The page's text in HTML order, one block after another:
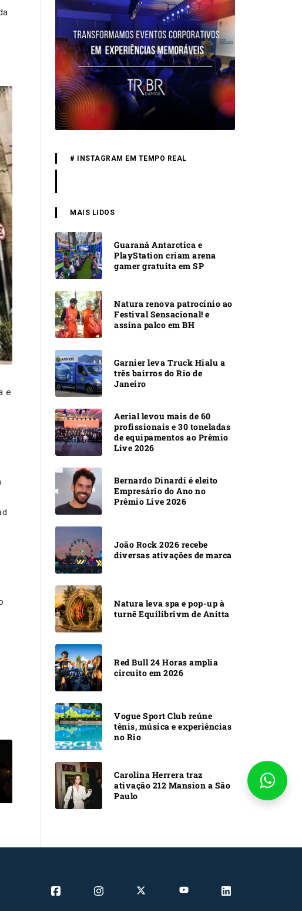
e
# INSTAGRAM EM TEMPO REAL
MAIS LIDOS
Guaraná Antarctica e
PlayStation criam arena
gamer gratuita em SP
Natura renova patrocínio ao
Festival Sensacional! e
assina palco em BH
Garnier leva Truck Hialu a
três bairros do Rio de
Janeiro
Aerial levou mais de 60
profissionais e 30 toneladas
de equipamentos ao Prêmio
Live 2026
Bernardo Dinardi é eleito
Empresário do Ano no
Prêmio Live 2026
João Rock 2026 recebe
diversas ativações de marca
Natura leva spa e pop-up à
turnê Equilibrivm de Anitta
Red Bull 24 Horas amplia
circuito em 2026
Vogue Sport Club reúne
tênis, música e experiências
no Rio
Carolina Herrera traz
ativação 212 Mansion a São
Paulo